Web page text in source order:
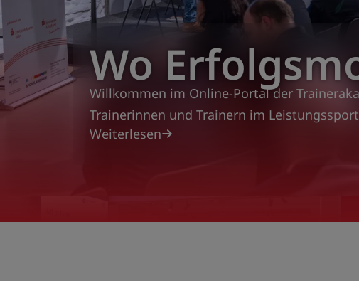
Wo
Willkommen im Online-Portal der
Trainerinnen und Trainern im
Weiterlesen